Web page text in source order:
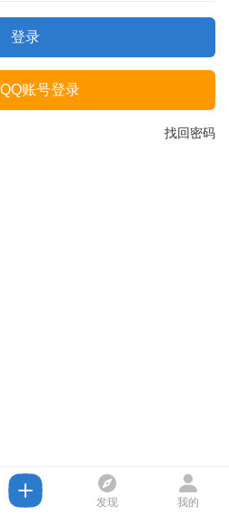
登录
账号登录
找回密码
发现 我的